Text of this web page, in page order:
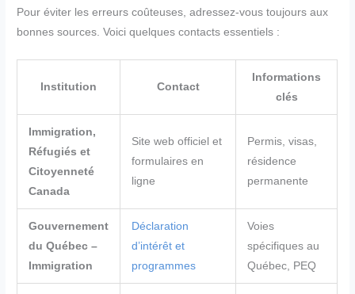
Pour éviter les erreurs coûteuses, adressez-vous toujours aux
bonnes sources. Voici quelques contacts essentiels :
Institution Contact
Informations
clés
Immigration,
Réfugiés et
Citoyenneté
Canada
Site web officiel et
formulaires en
ligne
Permis, visas,
résidence
permanente
Gouvernement
du Québec –
Immigration
Déclaration
d’intérêt et
programmes
Voies
spécifiques au
Québec, PEQ